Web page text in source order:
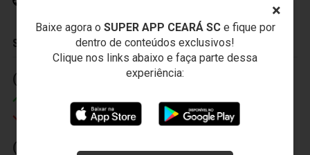
×
Baixe agora o SUPER APP CEARÁ SCe fique por
dentro de conteúdos exclusivos!
Clique nos links abaixo e faça parte dessa
experiência:
SUBSTITUIÇÕES
(1) 29' (2)
Márcio Careca
(2) 40' (2)
Robston
Juca
(3) 45' (2)